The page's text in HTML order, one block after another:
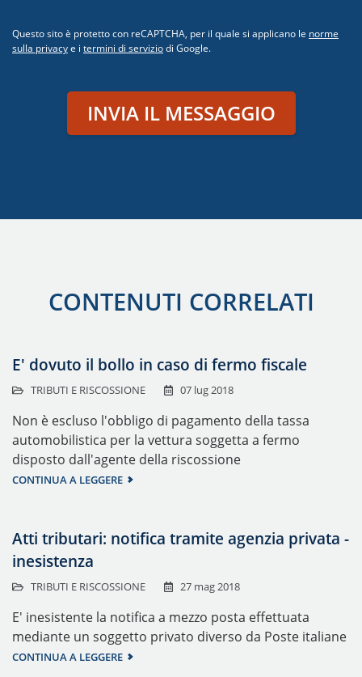
Questo sito è protetto con reCAPTCHA, per il quale si applicano le norme
sulla privacye i termini di serviziodi Google.
INVIA IL MESSAGGIO
CONTENUTI CORRELATI
E' dovuto il bollo in caso di fermo fiscale
TRIBUTI E RISCOSSIONE 07 lug 2018
Non è escluso l'obbligo di pagamento della tassa
automobilistica per la vettura soggetta a fermo
disposto dall'agente della riscossione
CONTINUA A LEGGERE
Atti tributari: notifica tramite agenzia privata -
inesistenza
TRIBUTI E RISCOSSIONE 27 mag 2018
E' inesistente la notifica a mezzo posta effettuata
mediante un soggetto privato diverso da Poste italiane
CONTINUA A LEGGERE